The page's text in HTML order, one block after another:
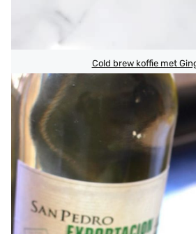
Cold brew koffie met